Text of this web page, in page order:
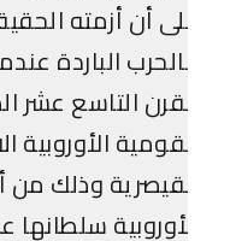
أن أزمته الحقيقية،
الباردة عندما
التاسع عشر
الأوروبية
وذلك من
سلطانها